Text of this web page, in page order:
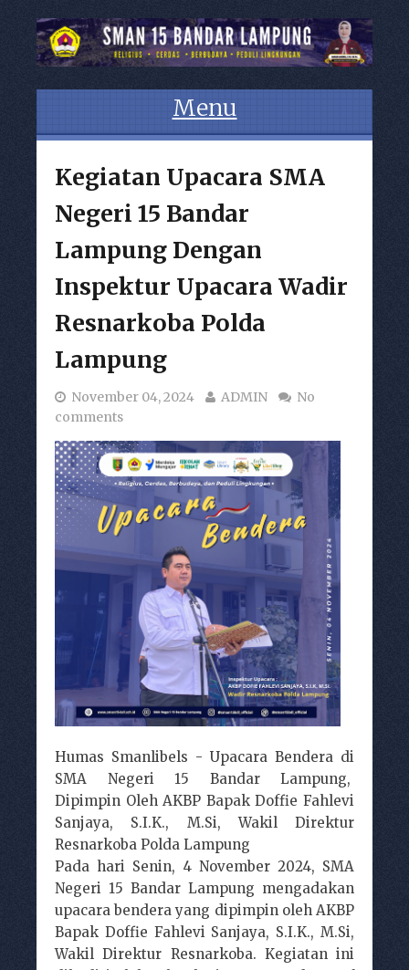
Menu
Kegiatan Upacara SMA
Negeri 15 Bandar
Lampung Dengan
Inspektur Upacara Wadir
Resnarkoba Polda
Lampung
November 04, 2024 ADMIN
No
comments
Humas Smanlibels - Upacara Bendera di
SMA Negeri 15 Bandar Lampung,
Dipimpin Oleh AKBP Bapak Doffie Fahlevi
Sanjaya, S.I.K., M.Si, Wakil Direktur
Resnarkoba Polda Lampung
Pada hari Senin, 4 November 2024, SMA
Negeri 15 Bandar Lampung mengadakan
upacara bendera yang dipimpin oleh AKBP
Bapak Doffie Fahlevi Sanjaya, S.I.K., M.Si,
Wakil Direktur Resnarkoba. Kegiatan ini